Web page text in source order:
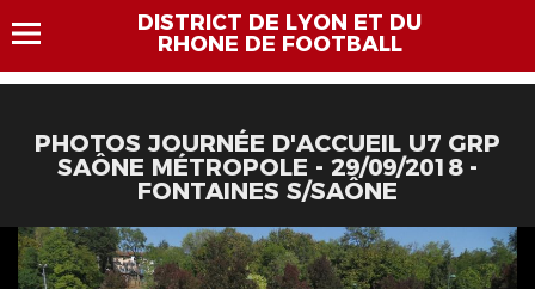
DISTRICT DE LYON ET DU
RHONE DE FOOTBALL
PHOTOS JOURNÉE D'ACCUEIL U7 GRP
SAÔNE MÉTROPOLE - 29/09/2018 -
FONTAINES S/SAÔNE